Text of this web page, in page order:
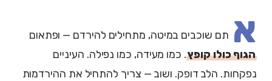
א תם שוכבים במיטה, מתחילים להירדם — ופתאום
הגוף כולו קופץ. כמו מעידה, כמו נפילה. העיניים
נפקחות. הלב דופק. ושוב — צריך להתחיל את ההירדמות